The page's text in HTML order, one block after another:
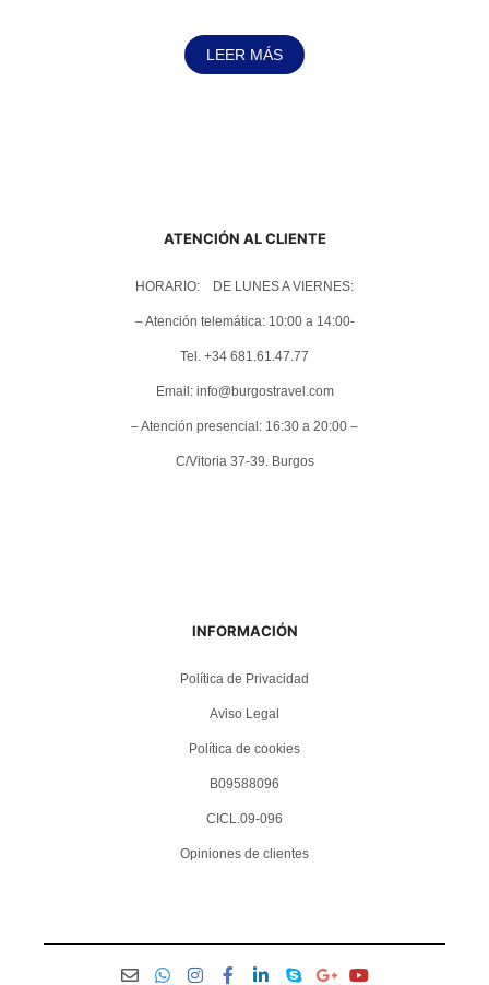
LEER MÁS
ATENCIÓN AL CLIENTE
HORARIO: DE LUNES A VIERNES:
– Atención telemática: 10:00 a 14:00-
Tel. +34 681.61.47.77
Email: info@burgostravel.com
– Atención presencial: 16:30 a 20:00 –
C/Vitoria 37-39. Burgos
INFORMACIÓN
Política de Privacidad
Aviso Legal
Política de cookies
B09588096
CICL.09-096
Opiniones de clientes